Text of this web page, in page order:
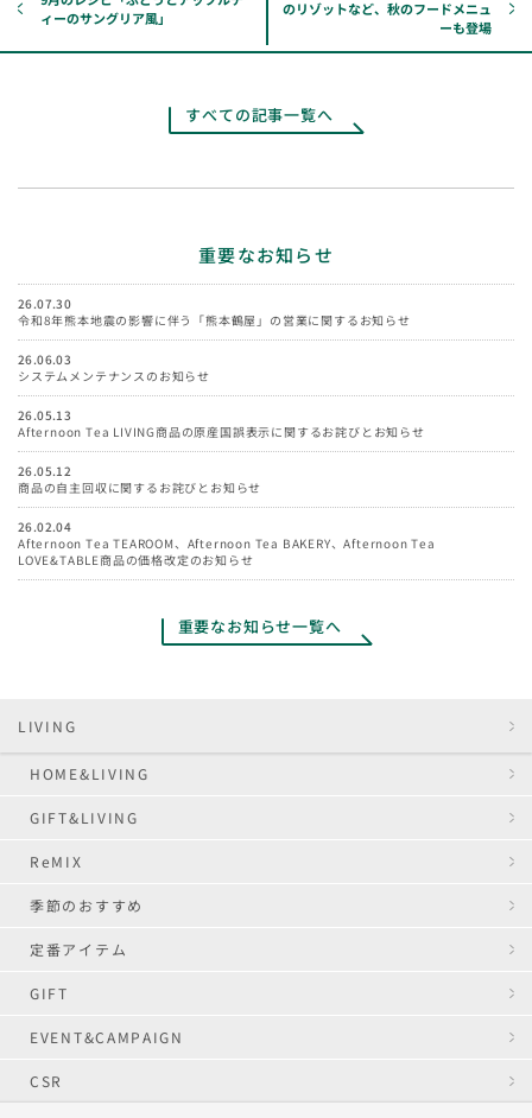
ィーのサングリア風」
のリゾットなど、秋のフードメニュ
ーも登場
すべての記事一覧へ
重要なお知らせ
26.07.30
令和8年熊本地震の影響に伴う「熊本鶴屋」の営業に関するお知らせ
26.06.03
システムメンテナンスのお知らせ
26.05.13
Afternoon Tea LIVING商品の原産国誤表示に関するお詫びとお知らせ
26.05.12
商品の自主回収に関するお詫びとお知らせ
26.02.04
Afternoon Tea TEAROOM、Afternoon Tea BAKERY、Afternoon Tea
LOVE&TABLE商品の価格改定のお知らせ
重要なお知らせ一覧へ
LIVING
HOME&LIVING
GIFT&LIVING
ReMIX
季節のおすすめ
定番アイテム
GIFT
EVENT&CAMPAIGN
CSR